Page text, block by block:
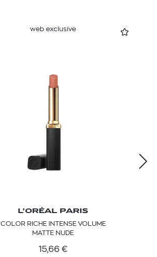
web exclusive
L’ORÉAL PARIS
COLOR RICHE INTENSE VOLUME
MATTE NUDE
15,66 €